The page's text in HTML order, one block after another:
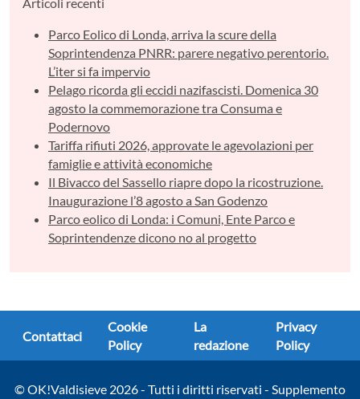
Articoli recenti
Parco Eolico di Londa, arriva la scure della
Soprintendenza PNRR: parere negativo perentorio.
L’iter si fa impervio
Pelago ricorda gli eccidi nazifascisti. Domenica 30
agosto la commemorazione tra Consuma e
Podernovo
Tariffa rifiuti 2026, approvate le agevolazioni per
famiglie e attività economiche
Il Bivacco del Sassello riapre dopo la ricostruzione.
Inaugurazione l’8 agosto a San Godenzo
Parco eolico di Londa: i Comuni, Ente Parco e
Soprintendenze dicono no al progetto
Contattaci
Cookie
Policy
La
redazione
Privacy
Policy
© OK!Valdisieve 2026 - Tutti i diritti riservati - Supplemento